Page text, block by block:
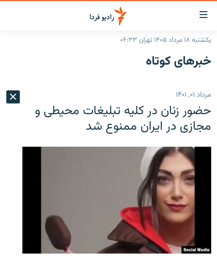
لینک‌های
قابلیت
دسترسی
بازگشت
اصلی
رفتن
صفحه
ایران
رادیو
انتخاب کنید و بشنوید
فرکانس‌ها
پادکست
گزارش‌های تصویری
گزارش‌های ویدئویی
زنان فردا
English
به ما بپیوندید
یکشنبه ۱۸ مرداد ۱۴۰۵ تهران ۰۶:۳۳
خبرهای کوتاه
مرداد ۰۱, ۱۴۰۱
حضور زنان در کلیه تبلیغات محیطی و
مجازی در ایران ممنوع شد